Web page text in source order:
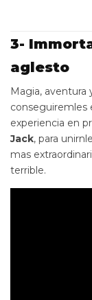
3-
aglesto
Magia, aventura
conseguiremles
experiencia en
Jack, para
mas
terrible.